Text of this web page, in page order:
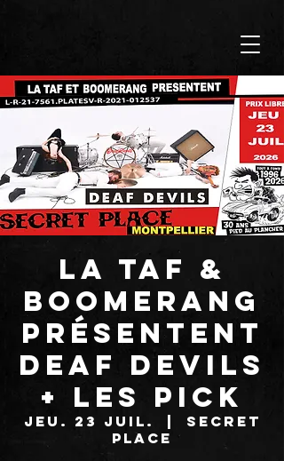
LA TAF &
BOOMERANG
présentent
DEAF DEVILS
+ LES PICK
jeu. 23 juil.
SECRET
PLACE